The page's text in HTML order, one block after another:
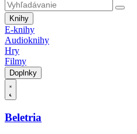
Knihy
E-knihy
Audioknihy
Hry
Filmy
Doplnky
Beletria